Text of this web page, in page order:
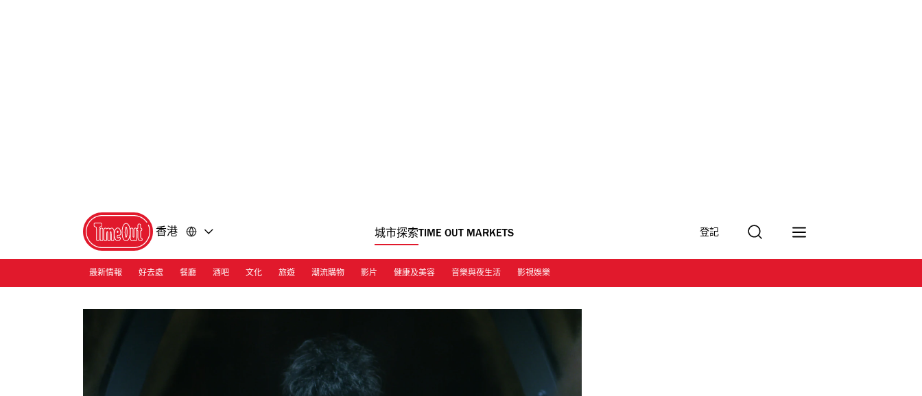
香港 城市探索TIME OUT MARKETS 登記
最新情報 好去處 餐廳 酒吧 文化 旅遊 潮流購物 影片 健康及美容 音樂與夜生活 影視娛樂